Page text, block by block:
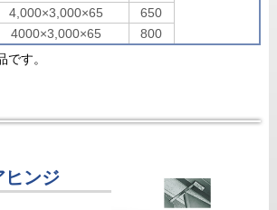
4,000×3,000×65
650
4000×3,000×65
800
す。
ヒンジ